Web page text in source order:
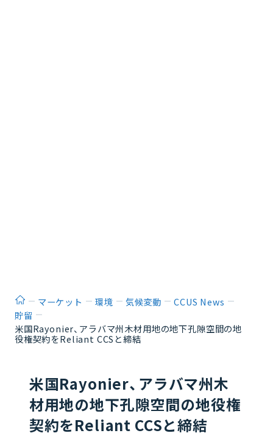
ホームマーケット 環境 気候変動
CCUS News
貯留
米国Rayonier、アラバマ州木材用地の地下孔隙空間の地
役権契約をReliant CCSと締結
米国Rayonier、アラバマ州木
材用地の地下孔隙空間の地役権
契約をReliant CCSと締結